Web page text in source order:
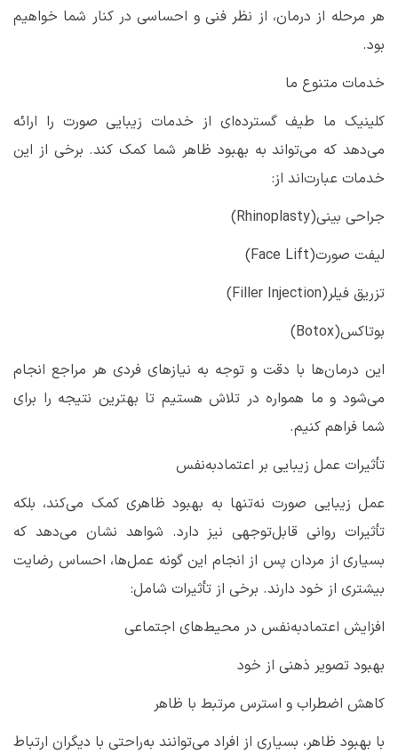
هر مرحله از درمان، از نظر فنی و احساسی در کنار شما خواهیم
بود.
خدمات متنوع ما
کلینیک ما طیف گسترده‌ای از خدمات زیبایی صورت را ارائه
می‌دهد که می‌تواند به بهبود ظاهر شما کمک کند. برخی از این
خدمات عبارت‌اند از:
جراحی بینی(Rhinoplasty)
لیفت صورت(Face Lift)
تزریق فیلر(Filler Injection)
بوتاکس(Botox)
این درمان‌ها با دقت و توجه به نیازهای فردی هر مراجع انجام
می‌شود و ما همواره در تلاش هستیم تا بهترین نتیجه را برای
شما فراهم کنیم.
تأثیرات عمل زیبایی بر اعتمادبه‌نفس
عمل زیبایی صورت نه‌تنها به بهبود ظاهری کمک می‌کند، بلکه
تأثیرات روانی قابل‌توجهی نیز دارد. شواهد نشان می‌دهد که
بسیاری از مردان پس از انجام این گونه عمل‌ها، احساس رضایت
بیشتری از خود دارند. برخی از تأثیرات شامل:
افزایش اعتمادبه‌نفس در محیط‌های اجتماعی
بهبود تصویر ذهنی از خود
کاهش اضطراب و استرس مرتبط با ظاهر
با بهبود ظاهر، بسیاری از افراد می‌توانند به‌راحتی با دیگران ارتباط